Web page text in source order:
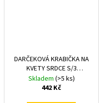
DARČEKOVÁ KRABIČKA NA
KVETY SRDCE S/3
25,8x32x13/23,8x29,5x11,5/
MIX F
Skladem (>5 ks)
442 Kč